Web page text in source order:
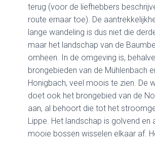
terug (voor de liefhebbers
route ernaar toe). De
lange wandeling is dus niet die
maar het landschap van de
omheen. In de omgeving is,
brongebieden van de Mühlenbach
Honigbach, veel moois te zien. De
doet ook het brongebied van de
aan, al behoort die tot het
Lippe. Het landschap is golvend en
mooie bossen wisselen elkaar af.